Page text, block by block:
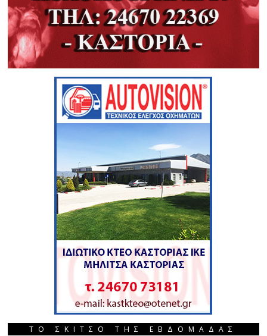
ΤΟ ΣΚΙΤΣΟ ΤΗΣ ΕΒΔΟΜΑΔΑΣ